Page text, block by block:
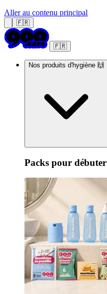
Aller au contenu principal
🇫🇷
🇫🇷
Nos produits d'hygiène 🙌
Packs pour débuter